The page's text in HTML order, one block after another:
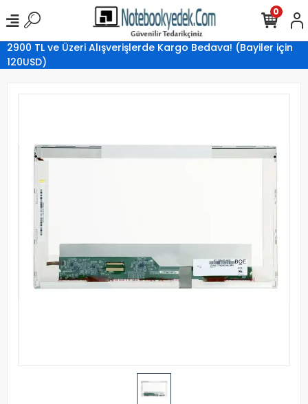
2900 TL ve Üzeri Alışverişlerde Kargo Bedava! (Bayiler için
120USD)
0